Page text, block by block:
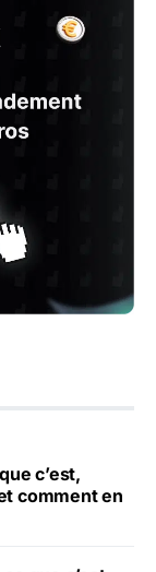
c’est,
comment en